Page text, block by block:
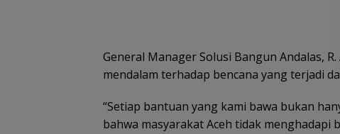
General Manager Solusi Bangun Andalas,
mendalam terhadap bencana yang terjadi
“Setiap bantuan yang kami bawa bukan
bahwa masyarakat Aceh tidak menghadapi